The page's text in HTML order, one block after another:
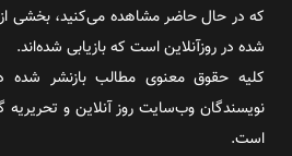
که در حال حاضر مشاهده می‌کنید، بخشی
شده در روزآنلاین است که بازیابی شده‌اند.
کلیه حقوق معنوی مطالب بازنشر شده
نویسندگان وب‌سایت روز آنلاین و تحریریه
است.